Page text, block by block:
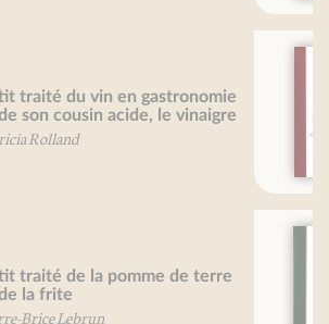
Petit traité de la confiture
(nouvelle édition)
Mireille Gayet
Petit traité de la sardine
Mireille Gayet